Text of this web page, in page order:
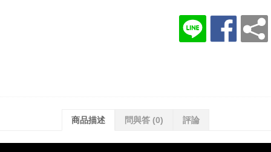
商品描述 問與答 (0) 評論